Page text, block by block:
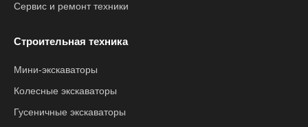
Сервис и ремонт техники
Строительная техника
Мини-экскаваторы
Колесные экскаваторы
Гусеничные экскаваторы